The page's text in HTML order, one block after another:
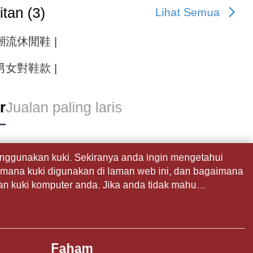
(3) Lihat Semua
流休閒鞋 |
女對鞋款 |
Jualan paling laris
kuki. Sekiranya anda ingin mengetahui
kuki digunakan di laman web ini, dan bagaimana
kuki komputer anda. Jika anda tidak mahu
anda, sila rujuk penerangan mengenai kuki.
bagaimana kuki digunakan di laman web ini,
Faham